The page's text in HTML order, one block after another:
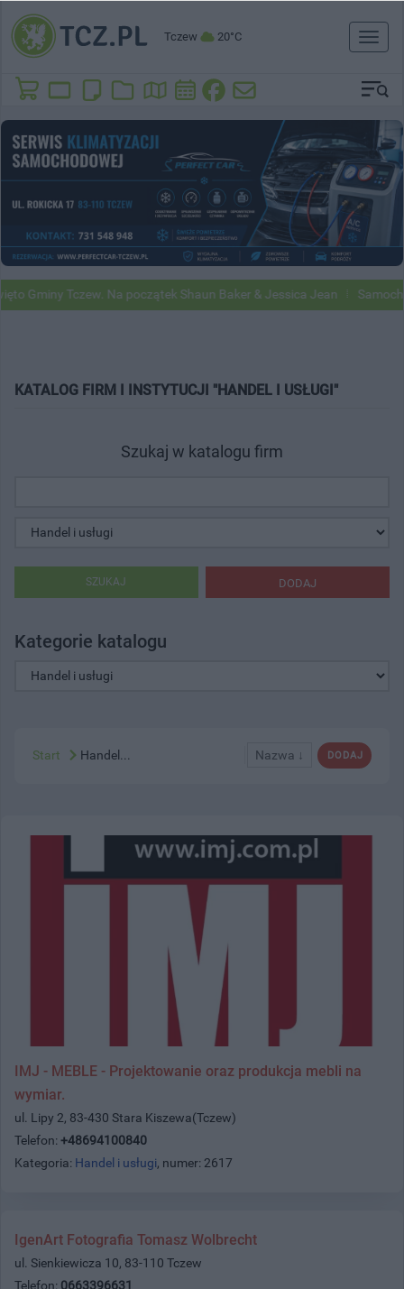
Tczew 20°C
Toggle
Tczew. Na początek Shaun Baker & Jessica Jean Samochody
KATALOG FIRM I INSTYTUCJI "HANDEL I USŁUGI"
Szukaj w katalogu firm
DODAJ
SZUKAJ
Kategorie katalogu
DODAJ
Nazwa ↓
Start Handel...
IMJ - MEBLE - Projektowanie oraz produkcja mebli na
wymiar.
ul. Lipy 2, 83-430 Stara Kiszewa(Tczew)
Telefon: +48694100840
Kategoria: Handel i usługi, numer: 2617
IgenArt Fotografia Tomasz Wolbrecht
ul. Sienkiewicza 10, 83-110 Tczew
Telefon: 0663396631